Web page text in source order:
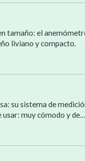
tamaño: el
liviano y compacto.
su sistema de
usar: muy cómodo y de…